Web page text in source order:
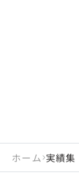
ホーム 実績集